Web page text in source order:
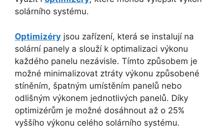
solárního systému.
Optimizéry jsou zařízení, která se instalují na
solární panely a slouží k optimalizaci výkonu
každého panelu nezávisle. Tímto způsobem je
možné minimalizovat ztráty výkonu způsobené
stíněním, špatným umístěním panelů nebo
odlišným výkonem jednotlivých panelů. Díky
optimizérům je možné dosáhnout až o 25%
vyššího výkonu celého solárního systému.